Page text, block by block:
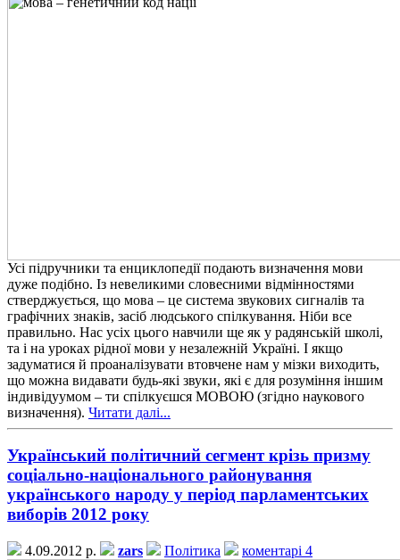
Усі підручники та енциклопедії подають визначення мови
дуже подібно. Із невеликими словесними відмінностями
стверджується, що мова – це система звукових сигналів та
графічних знаків, засіб людського спілкування. Ніби все
правильно. Нас усіх цього навчили ще як у радянській школі,
та і на уроках рідної мови у незалежній Україні. І якщо
задуматися й проаналізувати втовчене нам у мізки виходить,
що можна видавати будь-які звуки, які є для розуміння іншим
індивідуумом – ти спілкуєшся МОВОЮ (згідно наукового
визначення). Читати далі...
Український політичний сегмент крізь призму
соціально-національного районування
українського народу у період парламентських
виборів 2012 року
4.09.2012 р. zars Політика коментарі 4